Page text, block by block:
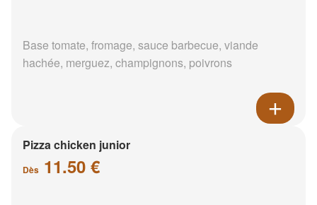
Base tomate, fromage, sauce barbecue, viande
hachée, merguez, champignons, poivrons
Pizza chicken junior
Dès 11.50 €